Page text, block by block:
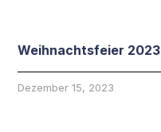
Weihnachtsfeier 2023
Dezember 15, 2023